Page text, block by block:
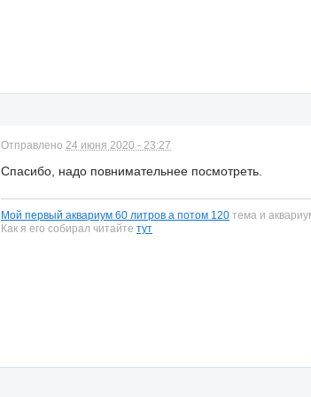
Отправлено 24 июня 2020 - 23:27
Спасибо, надо повнимательнее посмотреть.
Мой первый аквариум 60 литров а потом 120 тема и
Как я его собирал читайте тут